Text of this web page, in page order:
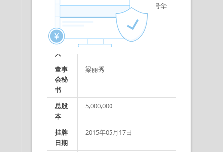
办公
地址
上海市长宁区宣化路300号华
宁国际广场南塔16F
法定
代表
人
董事
会秘
书
梁丽秀
总股
本
5,000,000
挂牌
日期
2015年05月17日